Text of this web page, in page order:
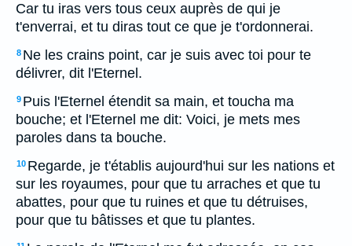
Car tu iras vers tous ceux auprès de qui je
t'enverrai, et tu diras tout ce que je t'ordonnerai.
8 Ne les crains point, car je suis avec toi pour te
délivrer, dit l'Eternel.
9 Puis l'Eternel étendit sa main, et toucha ma
bouche; et l'Eternel me dit: Voici, je mets mes
paroles dans ta bouche.
10 Regarde, je t'établis aujourd'hui sur les nations et
sur les royaumes, pour que tu arraches et que tu
abattes, pour que tu ruines et que tu détruises,
pour que tu bâtisses et que tu plantes.